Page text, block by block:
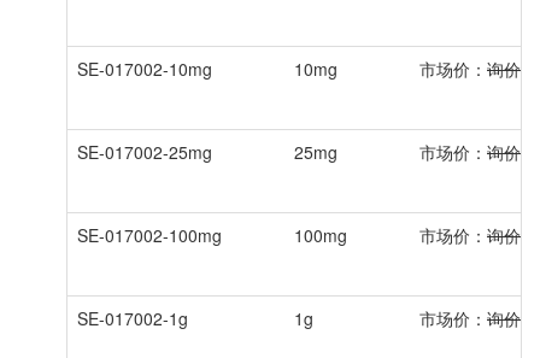
SE-017002-10mg 10mg 市场价： 询价
SE-017002-25mg 25mg 市场价： 询价
SE-017002-100mg 100mg 市场价： 询价
SE-017002-1g 1g 市场价： 询价